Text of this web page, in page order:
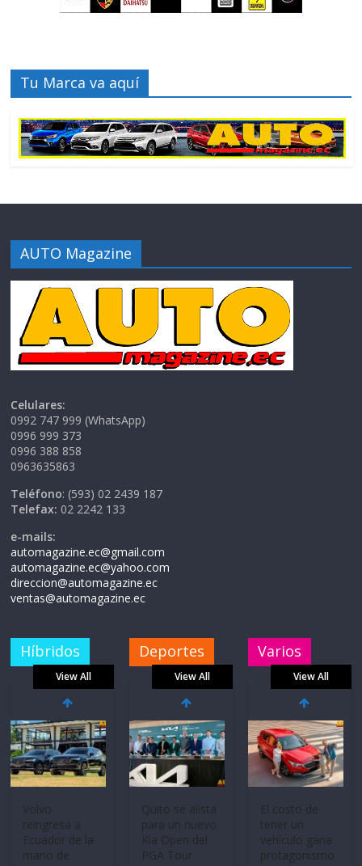
Tu Marca va aquí
AUTO Magazine
Celulares:
0992 747 999 (WhatsApp)
0996 999 373
0996 388 858
0963635863
Teléfono: (593) 02 2439 187
Telefax: 02 2242 133
e-mails:
automagazine.ec@gmail.com
automagazine.ec@yahoo.com
direccion@automagazine.ec
ventas@automagazine.ec
Híbridos
View All
Volvo
reingresa a
Ecuador de la
mano de
Deportes
View All
Quito se alista
para un nuevo
Kia Open del
PGA Tour
Varios
View All
El costo de
tener un
vehículo gana
protagonismo